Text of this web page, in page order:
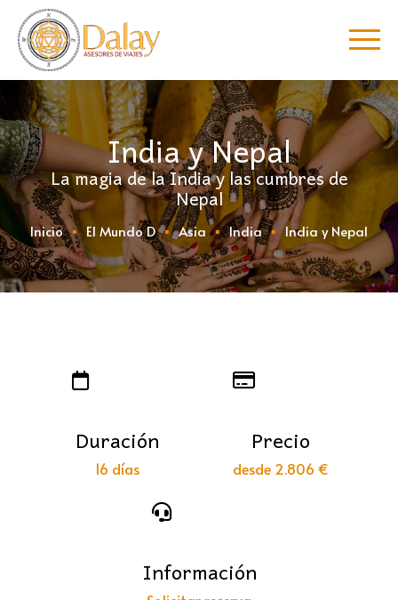
India y Nepal
La magia de la India y las cumbres de
Nepal
Inicio El Mundo D Asia India India y Nepal
Duración
16 días
Precio
desde 2.806 €
Información